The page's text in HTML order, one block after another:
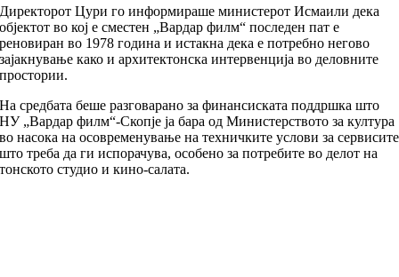
Директорот Цури го информираше министерот Исмаили дека
објектот во кој е сместен „Вардар филм“ последен пат е
реновиран во 1978 година и истакна дека е потребно негово
зајакнување како и архитектонска интервенција во деловните
простории.
На средбата беше разговарано за финансиската поддршка што
НУ „Вардар филм“-Скопје ја бара од Министерството за култура
во насока на осовременување на техничките услови за сервисите
што треба да ги испорачува, особено за потребите во делот на
тонското студио и кино-салата.